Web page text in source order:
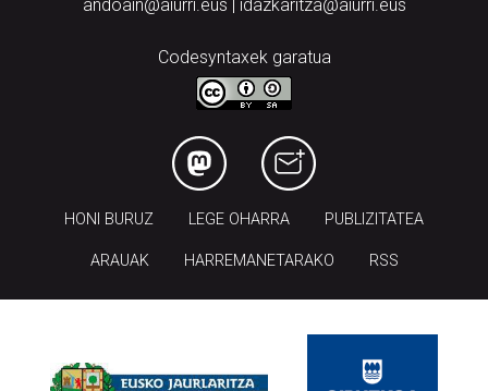
andoain@aiurri.eus | idazkaritza@aiurri.eus
Codesyntaxek garatua
HONI BURUZ LEGE OHARRA PUBLIZITATEA
ARAUAK HARREMANETARAKO RSS